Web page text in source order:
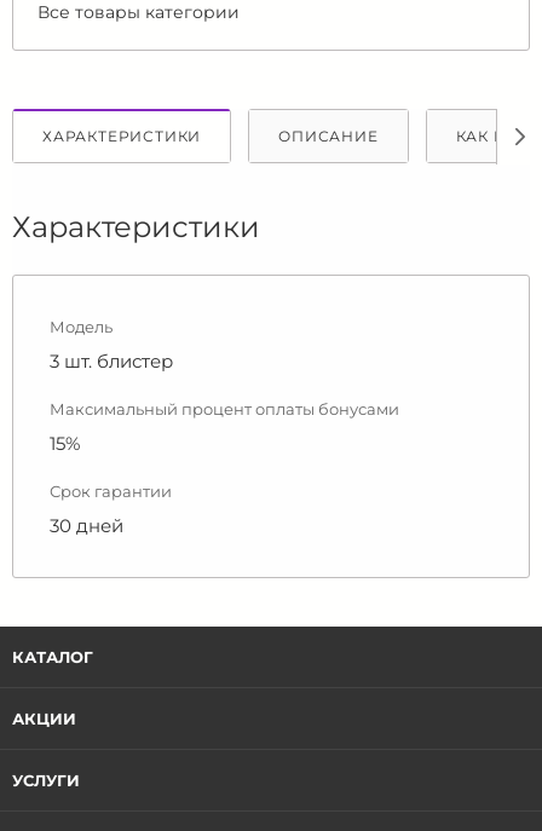
Все товары категории
ХАРАКТЕРИСТИКИ ОПИСАНИЕ КАК
Характеристики
Модель
3 шт. блистер
Максимальный процент оплаты бонусами
15%
Срок гарантии
30 дней
КАТАЛОГ
АКЦИИ
УСЛУГИ